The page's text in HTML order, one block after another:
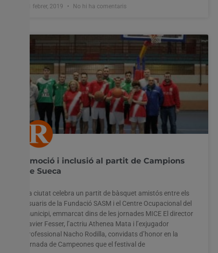
11 febrer, 2019 No hi ha comentaris
Emoció i inclusió al partit de Campions
de Sueca
La ciutat celebra un partit de bàsquet amistós entre els
usuaris de la Fundació SASM i el Centre Ocupacional del
municipi, emmarcat dins de les jornades MICE El director
Javier Fesser, l’actriu Athenea Mata i l’exjugador
professional Nacho Rodilla, convidats d’honor en la
jornada de Campeones que el festival de